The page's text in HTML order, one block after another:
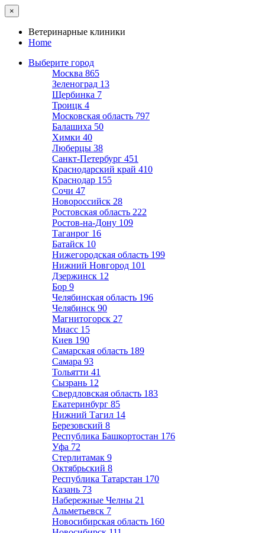
×
Ветеринарные клиники
Home
Выберите город
Москва 865
Зеленоград 13
Щербинка 7
Троицк 4
Московская область 797
Балашиха 50
Химки 40
Люберцы 38
Санкт-Петербург 451
Краснодарский край 410
Краснодар 155
Сочи 47
Новороссийск 28
Ростовская область 222
Ростов-на-Дону 109
Таганрог 16
Батайск 10
Нижегородская область 199
Нижний Новгород 101
Дзержинск 12
Бор 9
Челябинская область 196
Челябинск 90
Магнитогорск 27
Миасс 15
Киев 190
Самарская область 189
Самара 93
Тольятти 41
Сызрань 12
Свердловская область 183
Екатеринбург 85
Нижний Тагил 14
Березовский 8
Республика Башкортостан 176
Уфа 72
Стерлитамак 9
Октябрьский 8
Республика Татарстан 170
Казань 73
Набережные Челны 21
Альметьевск 7
Новосибирская область 160